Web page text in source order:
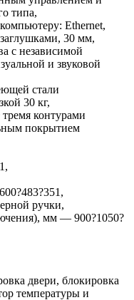
типа,
Ethernet,
30 мм,
с независимой
и звуковой
стали
30 кг,
тремя контурами
покрытием
ручки,
мм — 900?1050?
двери, блокировка
температуры и